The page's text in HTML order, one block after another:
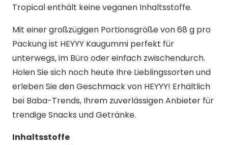
Tropical enthält keine veganen Inhaltsstoffe.
Mit einer großzügigen Portionsgröße von 68 g pro
Packung ist HEYYY Kaugummi perfekt für
unterwegs, im Büro oder einfach zwischendurch.
Holen Sie sich noch heute Ihre Lieblingssorten und
erleben Sie den Geschmack von HEYYY! Erhältlich
bei Baba-Trends, Ihrem zuverlässigen Anbieter für
trendige Snacks und Getränke.
Inhaltsstoffe